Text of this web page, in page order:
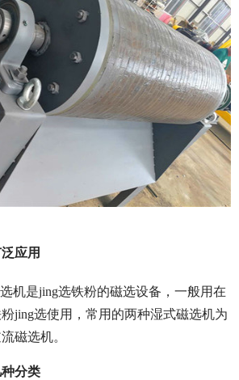
应用
机是jing选铁粉的磁选设备，一般用在
jing选使用，常用的两种湿式磁选机为
磁选机。
分类